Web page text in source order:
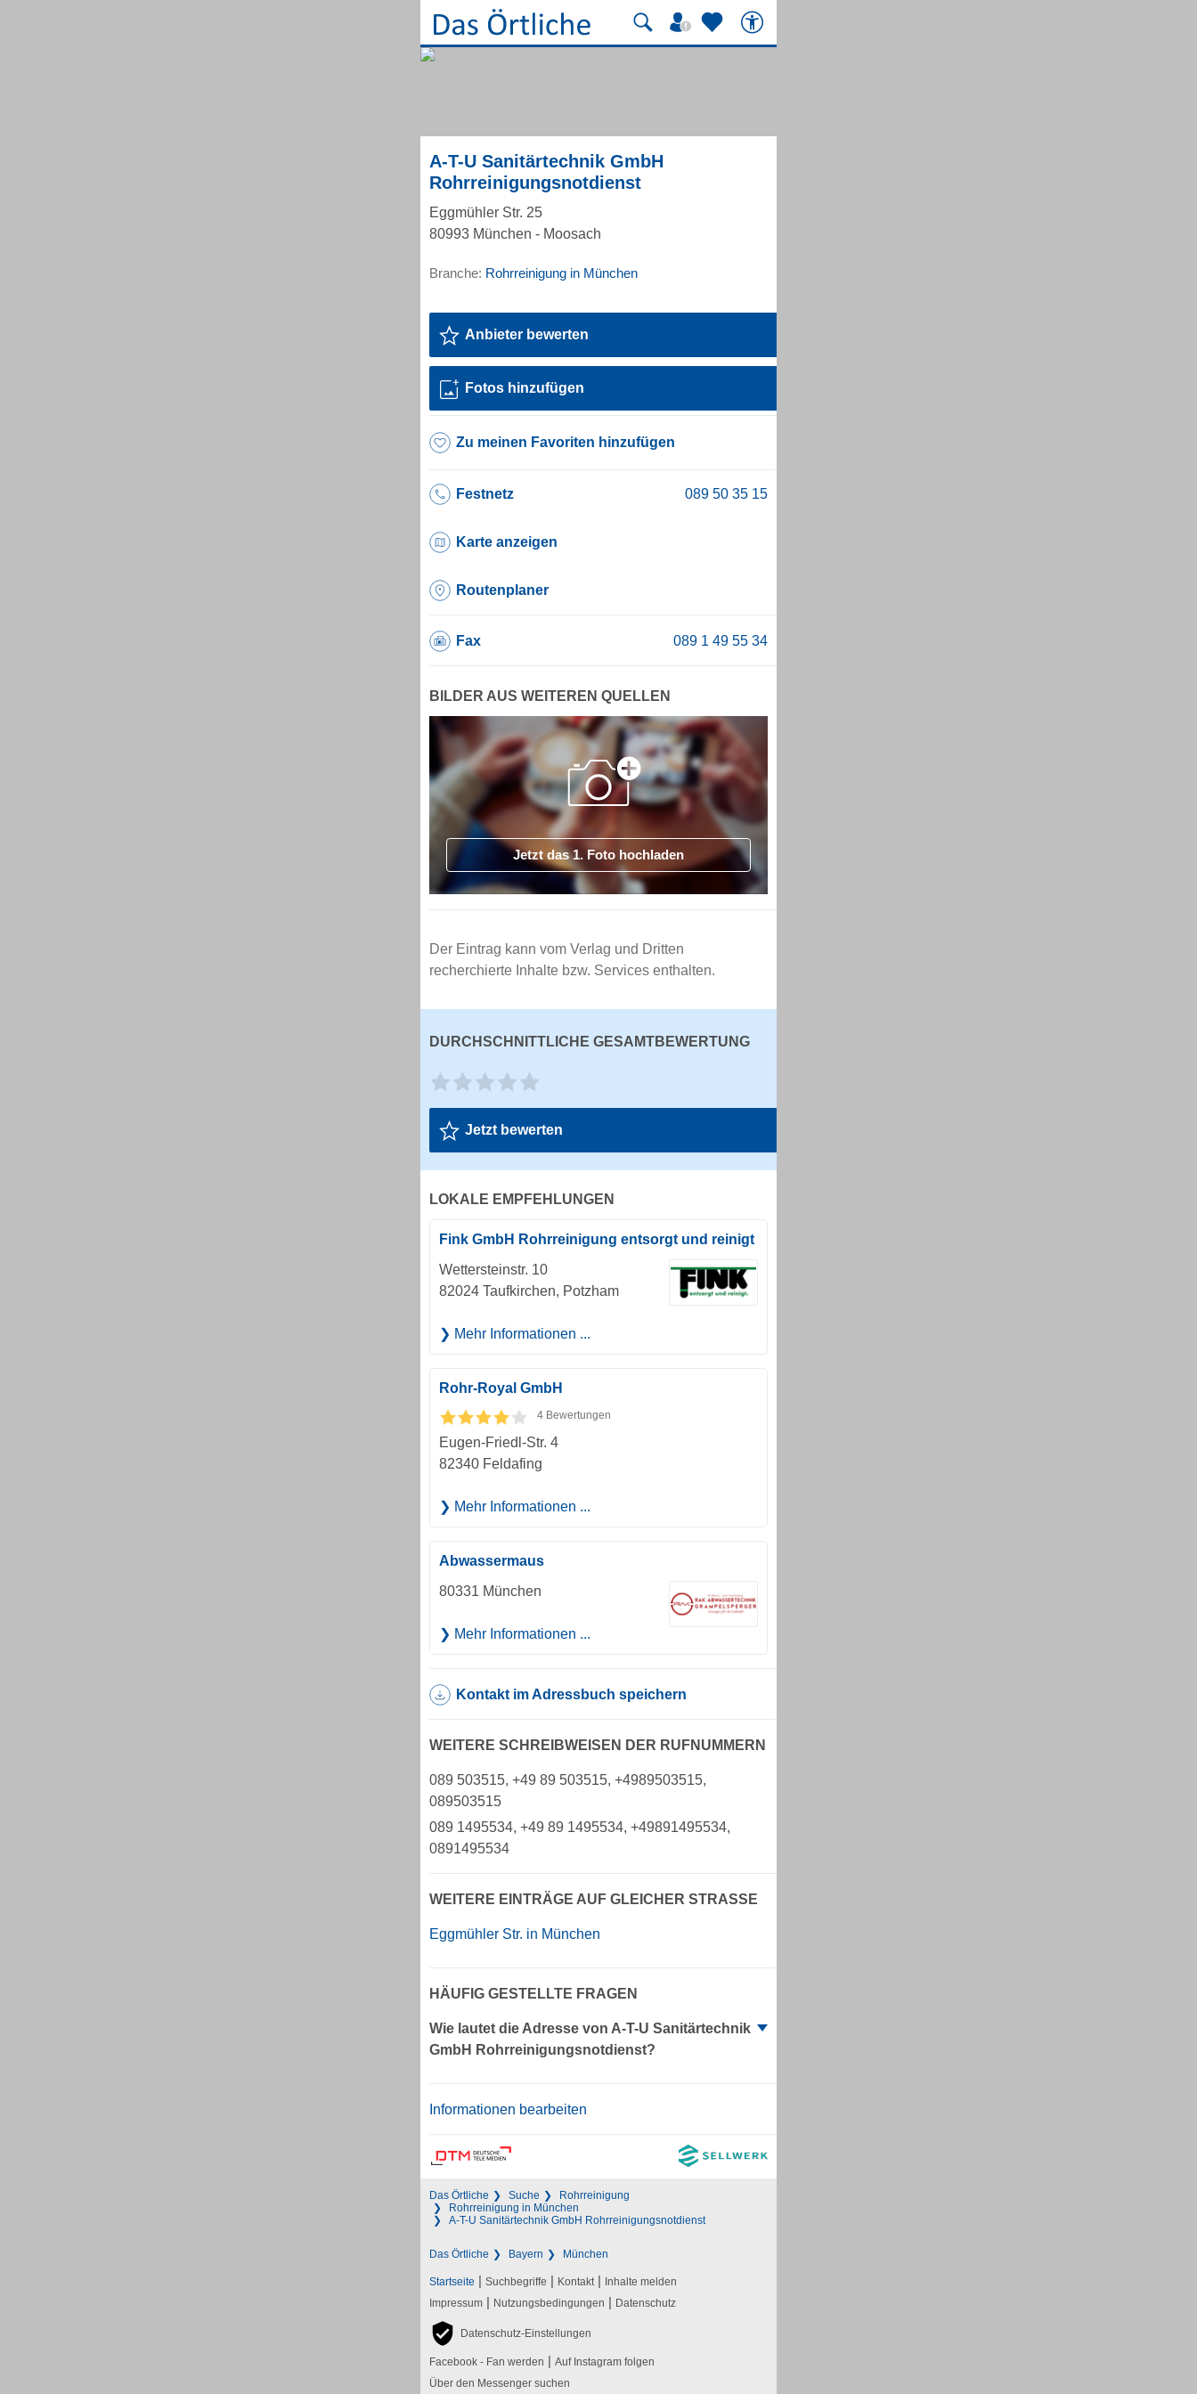
A-T-U Sanitärtechnik GmbH
Rohrreinigungsnotdienst
Eggmühler Str. 25
80993 München - Moosach
Branche: Rohrreinigung in München
Anbieter bewerten
Fotos hinzufügen
Zu meinen Favoriten hinzufügen
Festnetz
Karte anzeigen
Routenplaner
Fax
BILDER AUS WEITEREN QUELLEN
Jetzt das 1. Foto hochladen
Der Eintrag kann vom Verlag und Dritten
recherchierte Inhalte bzw. Services enthalten.
DURCHSCHNITTLICHE GESAMTBEWERTUNG
Jetzt bewerten
LOKALE EMPFEHLUNGEN
Fink GmbH Rohrreinigung entsorgt und reinigt
Wettersteinstr. 10
82024 Taufkirchen, Potzham
Mehr Informationen ...
Rohr-Royal GmbH
4 Bewertungen
Eugen-Friedl-Str. 4
82340 Feldafing
Mehr Informationen ...
Abwassermaus
80331 München
Mehr Informationen ...
Kontakt im Adressbuch speichern
WEITERE SCHREIBWEISEN DER RUFNUMMERN
089 503515, +49 89 503515, +4989503515,
089503515
089 1495534, +49 89 1495534, +49891495534,
0891495534
WEITERE EINTRÄGE AUF GLEICHER STRASSE
Eggmühler Str. in München
HÄUFIG GESTELLTE FRAGEN
Wie lautet die Adresse von A-T-U Sanitärtechnik
GmbH Rohrreinigungsnotdienst?
Informationen bearbeiten
Das Örtliche Suche
Rohrreinigung
Rohrreinigung in München
A-T-U Sanitärtechnik GmbH Rohrreinigungsnotdienst
Das Örtliche Bayern München
Startseite | Suchbegriffe | Kontakt | Inhalte melden
Impressum | Nutzungsbedingungen | Datenschutz
Datenschutz-Einstellungen
Facebook - Fan werden | Auf Instagram folgen
Über den Messenger suchen